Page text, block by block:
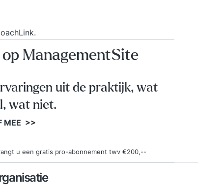
.
ManagementSite
uit de praktijk, wat
wat niet.
MEE >>
u een gratis pro-abonnement twv €200,--